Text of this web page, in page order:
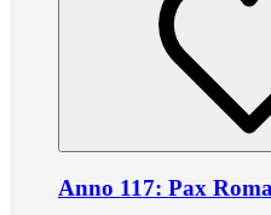
Anno 117: Pax